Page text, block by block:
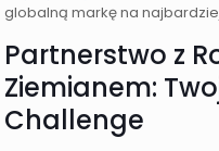
globalną markę na
Partnerstwo z
Ziemianem:
Challenge